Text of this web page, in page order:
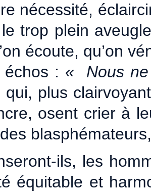
nécessité,
trop plein
écoute, qu’on
: « Nous ne
qui, plus
osent crier à
ils, les
équitable et